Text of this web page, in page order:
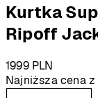
Kurtka
Ripoff
1999 PLN
Najniższa cena